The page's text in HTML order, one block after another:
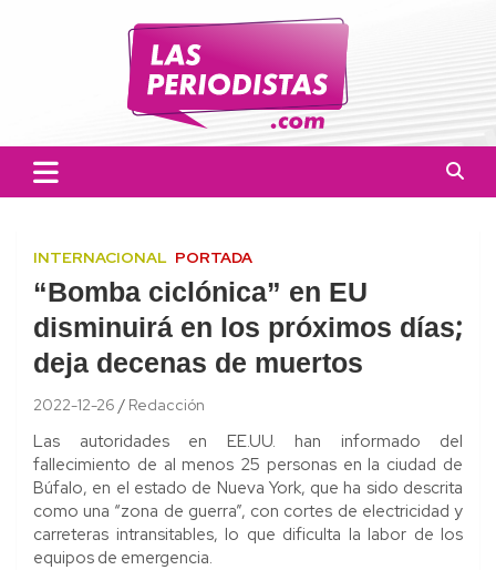
Las Periodistas
informado a la población.
INTERNACIONAL PORTADA
“Bomba ciclónica” en EU
disminuirá en los próximos días;
deja decenas de muertos
2022-12-26 Redacción
Las autoridades en EE.UU. han informado del
fallecimiento de al menos 25 personas en la ciudad de
Búfalo, en el estado de Nueva York, que ha sido descrita
como una “zona de guerra”, con cortes de electricidad y
carreteras intransitables, lo que dificulta la labor de los
equipos de emergencia.